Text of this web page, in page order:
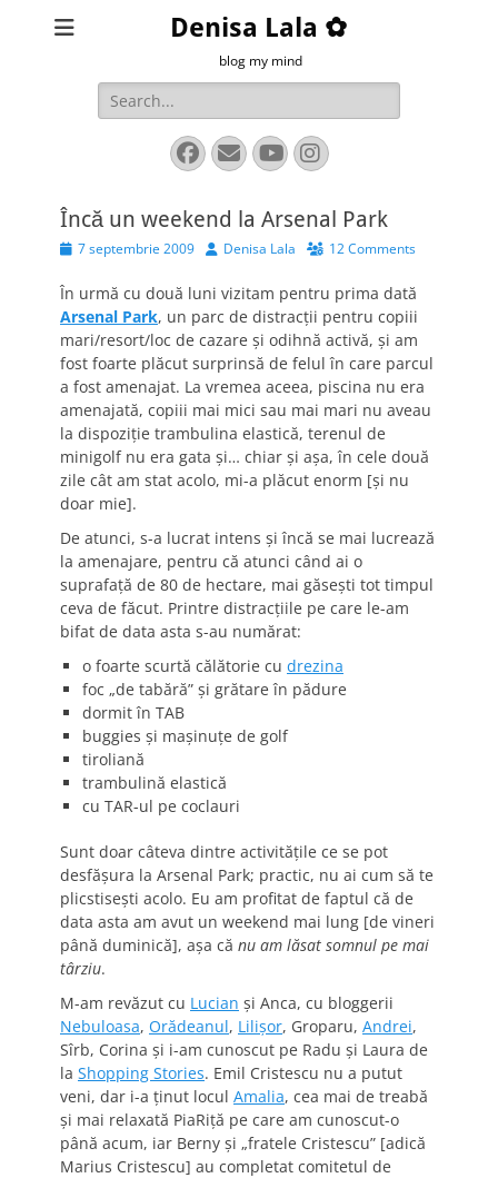
Denisa Lala ✿
blog my mind
Search
for:
Facebook
EmailYouTube
Instagram
Încă un weekend la Arsenal Park
Posted
7 septembrie 2009 AuthorDenisa Lala 12 Comments
În urmă cu două luni vizitam pentru prima dată
Arsenal Park, un parc de distracţii pentru copiii
mari/resort/loc de cazare şi odihnă activă, şi am
fost foarte plăcut surprinsă de felul în care parcul
a fost amenajat. La vremea aceea, piscina nu era
amenajată, copiii mai mici sau mai mari nu aveau
la dispoziţie trambulina elastică, terenul de
minigolf nu era gata şi… chiar şi aşa, în cele două
zile cât am stat acolo, mi-a plăcut enorm [şi nu
doar mie].
De atunci, s-a lucrat intens şi încă se mai lucrează
la amenajare, pentru că atunci când ai o
suprafaţă de 80 de hectare, mai găseşti tot timpul
ceva de făcut. Printre distracţiile pe care le-am
bifat de data asta s-au numărat:
o foarte scurtă călătorie cu drezina
foc „de tabără” şi grătare în pădure
dormit în TAB
buggies şi maşinuţe de golf
tiroliană
trambulină elastică
cu TAR-ul pe coclauri
Sunt doar câteva dintre activităţile ce se pot
desfăşura la Arsenal Park; practic, nu ai cum să te
plicstiseşti acolo. Eu am profitat de faptul că de
data asta am avut un weekend mai lung [de vineri
până duminică], aşa că nu am lăsat somnul pe mai
târziu.
M-am revăzut cu Lucian şi Anca, cu bloggerii
Nebuloasa, Orădeanul, Lilişor, Groparu, Andrei,
Sîrb, Corina şi i-am cunoscut pe Radu şi Laura de
la Shopping Stories. Emil Cristescu nu a putut
veni, dar i-a ţinut locul Amalia, cea mai de treabă
şi mai relaxată PiaRiţă pe care am cunoscut-o
până acum, iar Berny şi „fratele Cristescu” [adică
Marius Cristescu] au completat comitetul de